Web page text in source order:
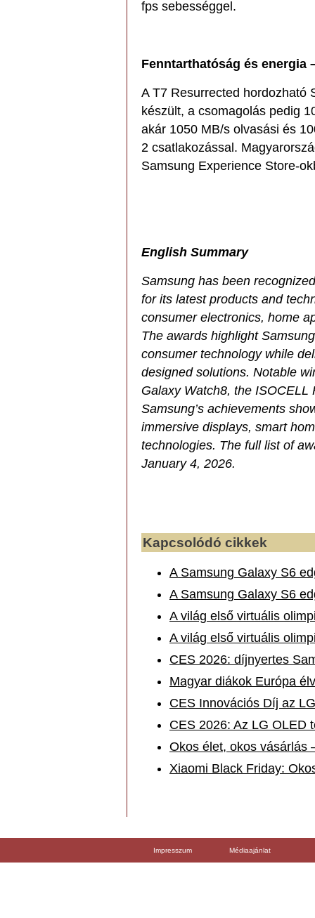
fps sebességgel.
Fenntarthatóság és energia
A T7 Resurrected hordozható
készült, a csomagolás pedig
akár 1050 MB/s olvasási és
2 csatlakozással.
Samsung Experience Store-
English Summary
Samsung has been
for its latest products and
consumer electronics, home
The awards highlight
consumer technology while
designed solutions. Notable
Galaxy Watch8, the
Samsung’s achievements
immersive displays, smart
technologies. The full list of
January 4, 2026.
Kapcsolódó cikkek
A Samsung Galaxy S6
A Samsung Galaxy S6
A világ első virtuális
A világ első virtuális
CES 2026: díjnyertes
Magyar diákok Európa
CES Innovációs Díj az
CES 2026: Az LG OLED
Okos élet, okos vásárlás
Xiaomi Black Friday:
Impresszum Médiaajánlat